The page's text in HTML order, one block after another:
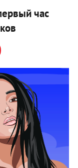
час